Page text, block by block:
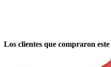
Los clientes que compraron